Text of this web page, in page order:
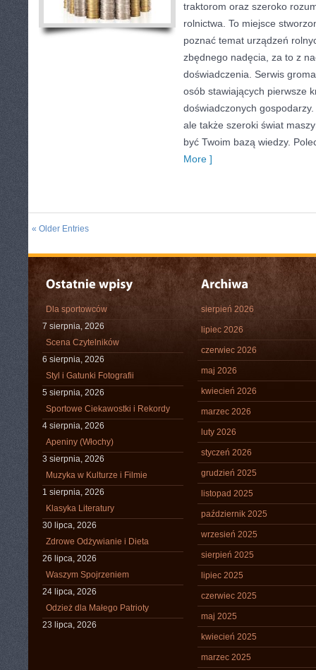
traktorom oraz szeroko
rolnictwa. To miejsce
poznać temat urządzeń
zbędnego nadęcia, za to z
doświadczenia. Serwis
osób stawiających pierwsze
doświadczonych
ale także szeroki świat
być Twoim bazą wiedzy.
More ]
« Older Entries
Dla sportowców
7 sierpnia, 2026
Scena Czytelników
6 sierpnia, 2026
Styl i Gatunki Fotografii
5 sierpnia, 2026
Sportowe Ciekawostki i Rekordy
4 sierpnia, 2026
Apeniny (Włochy)
3 sierpnia, 2026
Muzyka w Kulturze i Filmie
1 sierpnia, 2026
Klasyka Literatury
30 lipca, 2026
Zdrowe Odżywianie i Dieta
26 lipca, 2026
Waszym Spojrzeniem
24 lipca, 2026
Odzież dla Małego Patrioty
23 lipca, 2026
sierpień 2026
lipiec 2026
czerwiec 2026
maj 2026
kwiecień 2026
marzec 2026
luty 2026
styczeń 2026
grudzień 2025
listopad 2025
październik 2025
wrzesień 2025
sierpień 2025
lipiec 2025
czerwiec 2025
maj 2025
kwiecień 2025
marzec 2025